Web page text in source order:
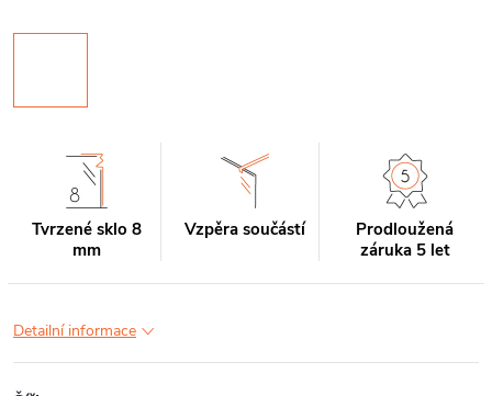
Tvrzené sklo 8
mm
Vzpěra součástí
Prodloužená
záruka 5 let
Detailní informace